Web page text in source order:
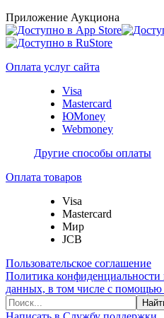
Приложение Аукциона
Оплата услуг сайта
Visa
Mastercard
ЮMoney
Webmoney
Другие способы оплаты
Оплата товаров
Visa
Mastercard
Мир
JCB
Пользовательское соглашение
Политика конфиденциальности
данных, в том числе с